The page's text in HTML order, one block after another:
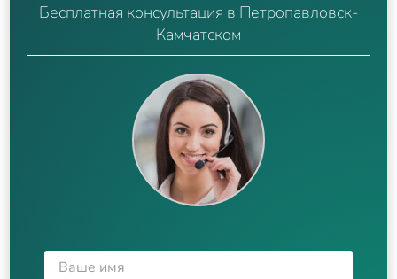
Бесплатная консультация в Петропавловск-
Камчатском